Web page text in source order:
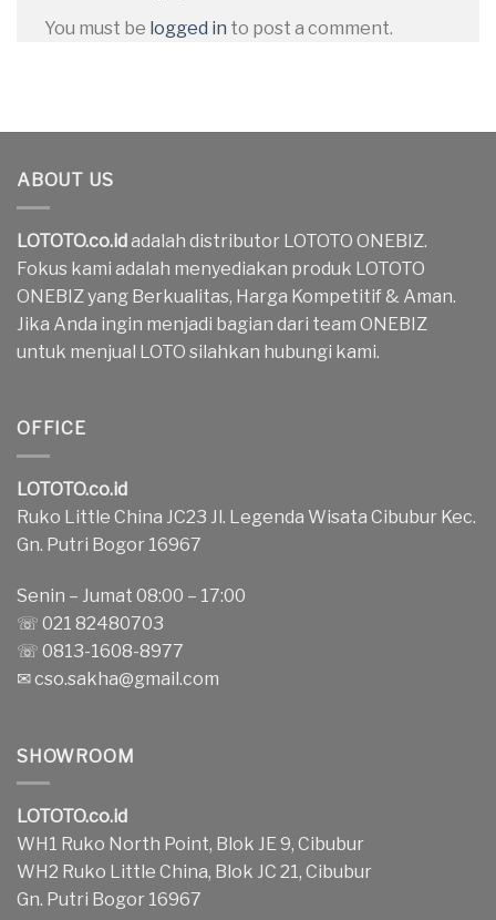
You must be logged in to post a comment.
ABOUT US
LOTOTO.co.idadalah distributor LOTOTO ONEBIZ.
Fokus kami adalah menyediakan produk LOTOTO
ONEBIZ yang Berkualitas, Harga Kompetitif & Aman.
Jika Anda ingin menjadi bagian dari team ONEBIZ
untuk menjual LOTO silahkan hubungi kami.
OFFICE
LOTOTO.co.id
Ruko Little China JC23 Jl. Legenda Wisata Cibubur Kec.
Gn. Putri Bogor 16967
Senin – Jumat 08:00 – 17:00
☏ 021 82480703
☏ 0813-1608-8977
✉cso.sakha@gmail.com
SHOWROOM
LOTOTO.co.id
WH1 Ruko North Point, Blok JE 9, Cibubur
WH2 Ruko Little China, Blok JC 21, Cibubur
Gn. Putri Bogor 16967